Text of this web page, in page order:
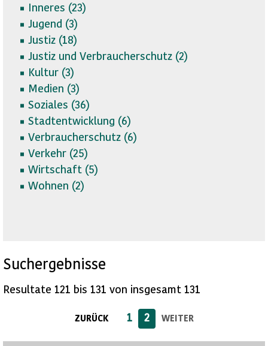
Inneres (23)
Jugend (3)
Justiz (18)
Justiz und Verbraucherschutz (2)
Kultur (3)
Medien (3)
Soziales (36)
Stadtentwicklung (6)
Verbraucherschutz (6)
Verkehr (25)
Wirtschaft (5)
Wohnen (2)
Suchergebnisse
Resultate 121 bis 131 von insgesamt 131
ZURÜCK 1 2 WEITER